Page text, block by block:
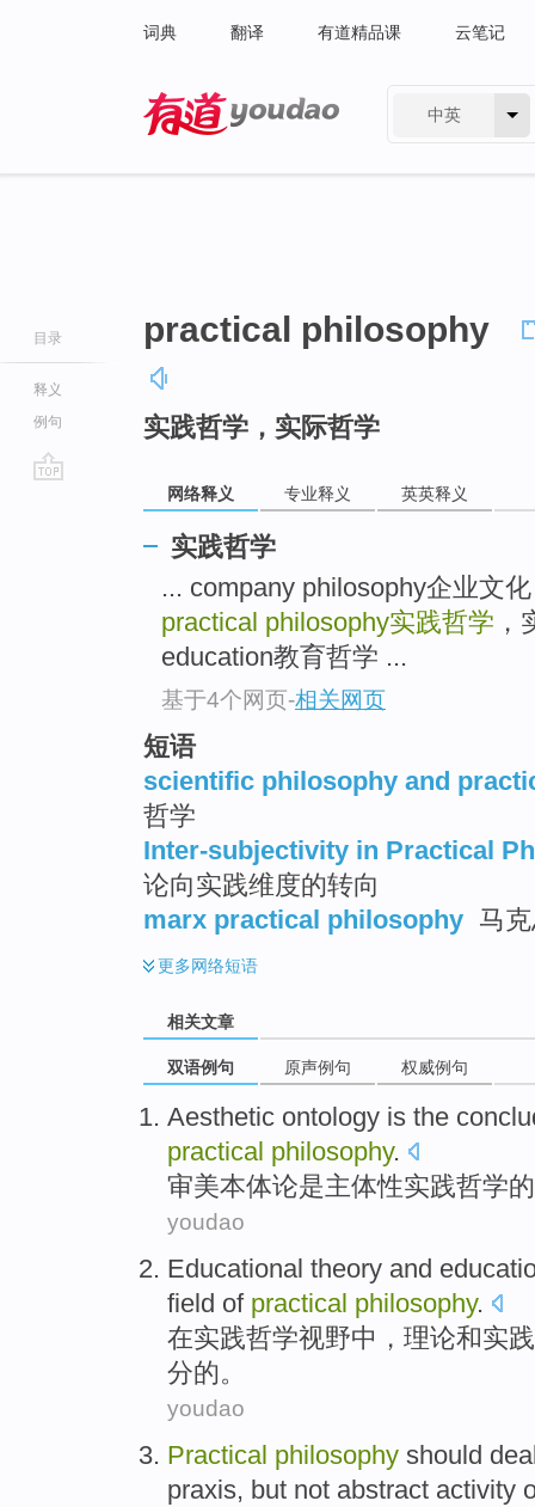
词典 翻译 有道精品课 云笔记
中英
目录
释义
例句
practical philosophy
实践哲学，实际哲学
网络释义 专业释义 英英释义
实践哲学
... company philosophy企业文
practical philosophy实践哲学
education教育哲学 ...
基于4个网页-相关网页
短语
scientific philosophy and
哲学
Inter-subjectivity in Practical
论向实践维度的转向
marx practical philosophy 马
更多网络短语
相关文章
双语例句 原声例句 权威例句
Aesthetic ontology is the
practical philosophy.
审美本体论是主体性实践哲学的
youdao
Educational theory and
field of practical philosophy.
在实践哲学视野中， 理论和实践
分的。
youdao
Practical philosophy should
praxis, but not abstract activity